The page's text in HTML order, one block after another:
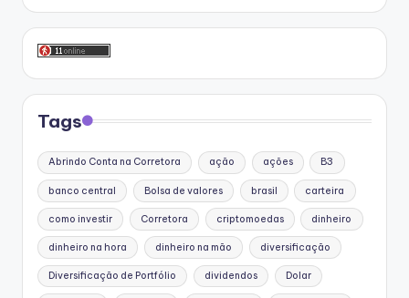
Tags
Abrindo Conta na Corretora ação ações B3
banco central Bolsa de valores brasil carteira
como investir Corretora criptomoedas dinheiro
dinheiro na hora dinheiro na mão diversificação
Diversificação de Portfólio dividendos Dolar